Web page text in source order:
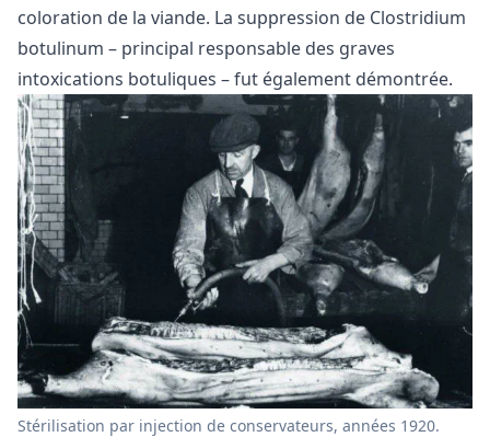
coloration de la viande. La suppression de Clostridium
botulinum – principal responsable des graves
intoxications botuliques – fut également démontrée.
Stérilisation par injection de conservateurs, années 1920.